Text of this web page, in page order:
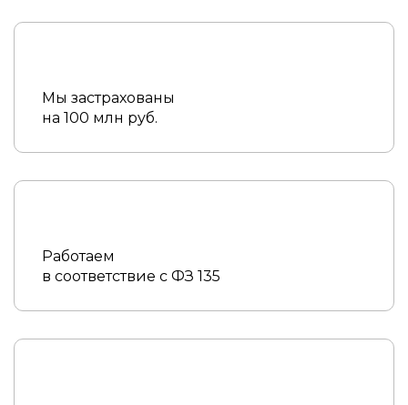
Мы застрахованы
на 100 млн руб.
Работаем
в соответствие с ФЗ 135